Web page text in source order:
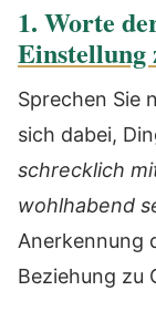
1. Worte
Einstellung
Sprechen Sie
sich dabei,
schrecklich
wohlhabend
Anerkennung
Beziehung zu